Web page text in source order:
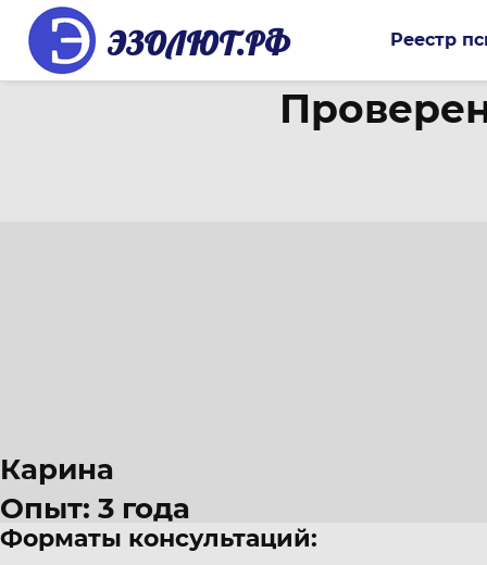
ЭЗОЛЮТ.РФ Реестр
Карина
Опыт: 3 года
42 года
Форматы консультаций: